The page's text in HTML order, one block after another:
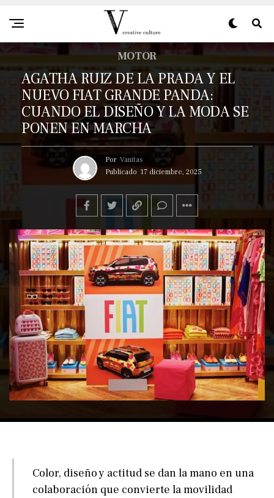
MOTOR
AGATHA RUIZ DE LA PRADA Y EL
NUEVO FIAT GRANDE PANDA:
CUANDO EL DISEÑO Y LA MODA SE
PONEN EN MARCHA
Por Vanitas
Publicado 17 diciembre, 2025
Color, diseño y actitud se dan la mano en una
colaboración que convierte la movilidad